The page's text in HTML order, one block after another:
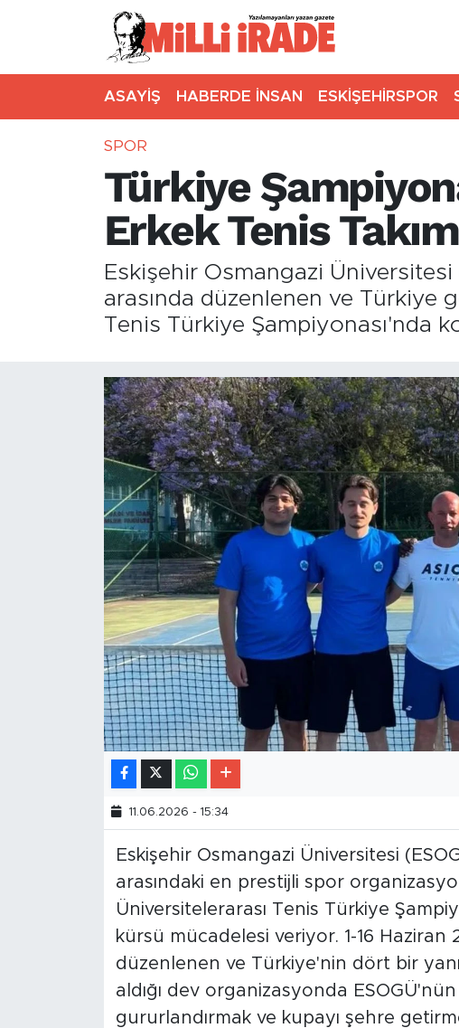
ASAYİŞ HABERDE İNSAN ESKİŞEHİRSPOR
SPOR
Türkiye
Erkek Tenis
Eskişehir Osmangazi Üniversitesi
arasında düzenlenen ve Türkiye
Tenis Türkiye Şampiyonası'nda
11.06.2026 - 15:34
Eskişehir Osmangazi Üniversitesi
arasındaki en prestijli spor
Üniversitelerarası Tenis Türkiye
kürsü mücadelesi veriyor. 1-16 Haziran
düzenlenen ve Türkiye'nin dört bir
aldığı dev organizasyonda
gururlandırmak ve kupayı şehre